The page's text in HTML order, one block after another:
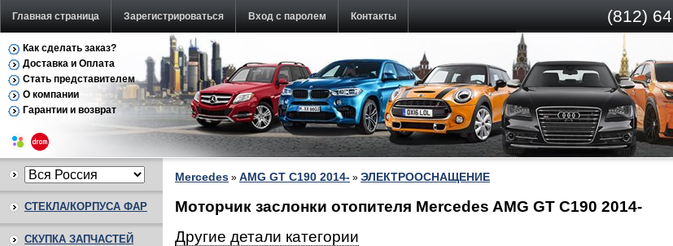
Главная страница Зарегистрироваться Вход с паролем Контакты (812)
Как сделать заказ?
Доставка и Оплата
Стать представителем
О компании
Гарантии и возврат
СТЕКЛА/КОРПУСА ФАР
СКУПКА ЗАПЧАСТЕЙ
Mercedes » AMG GT C190 2014- » ЭЛЕКТРООСНАЩЕНИЕ
Моторчик заслонки отопителя Mercedes AMG GT C190 2014-
Другие детали категории